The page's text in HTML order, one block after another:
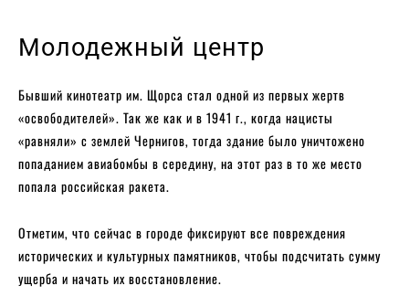
Молодежный центр
Бывший кинотеатр им. Щорса стал одной из первых жертв
«освободителей». Так же как и в 1941 г., когда нацисты
«равняли» с землей Чернигов, тогда здание было уничтожено
попаданием авиабомбы в середину, на этот раз в то же место
попала российская ракета.
Отметим, что сейчас в городе фиксируют все повреждения
исторических и культурных памятников, чтобы подсчитать сумму
ущерба и начать их восстановление.